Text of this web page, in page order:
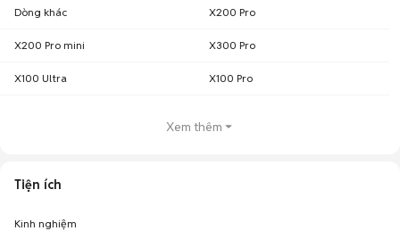
Dòng khác X200 Pro
X200 Pro mini X300 Pro
X100 Ultra X100 Pro
Xem thêm
Tiện ích
Kinh nghiệm